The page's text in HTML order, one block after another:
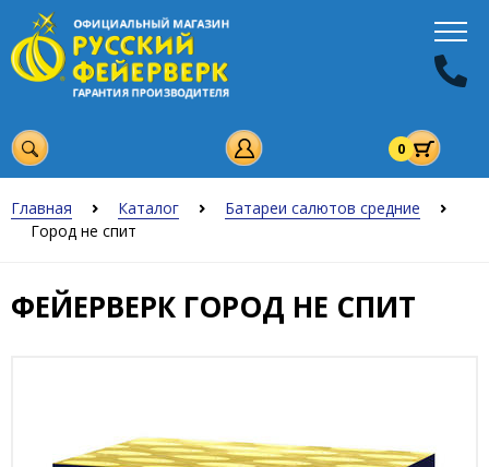
0
Главная Каталог
Батареи салютов средние
Город не спит
ФЕЙЕРВЕРК ГОРОД НЕ СПИТ